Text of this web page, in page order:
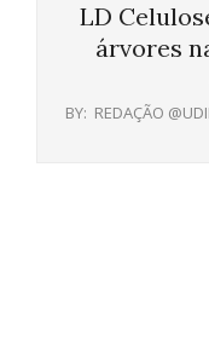
LD
árvores
BY: REDAÇÃO